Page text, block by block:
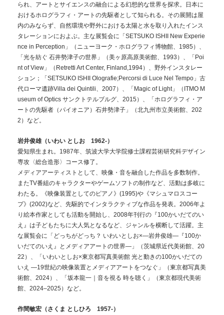
られ、アートとサイエンスの融合による幻想的な世界を探求。日本に
おけるホログラフィ・アートの先駆者として知られる。その展開は屋
内のみならず、自然環境や野外における太陽と水を取り入れたインス
タレーションにおよぶ。主な展覧会に「SETSUKO ISHII New Experie
nce in Perception」（ニューヨーク・ホログラフィ博物館、1985）、
「光を紡ぐ 石井勢津子の世界」（美ヶ原高原美術館、1993）、「Poi
nt of View」（Retretti Art Center, Finland,1994）、野外インスタレー
ション；「SETSUKO ISHII Olografie;Percorsi di Luce Nel Tempo」古
代ローマ遺跡Villa dei Quintili、2007）、「Magic of Light」（ITMO M
useum of Optics サンクトテルブルグ、2015）、「ホログラフィ・ア
ートの先駆者（パイオニア）石井勢津子」（北九州市立美術館、202
2）など。
岩井俊雄（いわい としお 1962-）
愛知県生まれ。1987年、筑波⼤学⼤学院修⼠課程芸術研究科デザイン
専攻〈総合造形〉コース修了。
メディアアーティストとして、映像・音を融合した作品を多数制作。
またTV番組のキャラクターやゲームソフトの制作など、活動は多岐に
わたる。《映像装置としてのピアノ》(1995)や《マシュマロスコー
プ》(2002)など、先駆的でインタラクティブな作品を発表。2006年よ
り絵本作家としても活動を開始し、2008年刊行の『100かいだてのい
え』は子どもたちに大人気となるなど、ジャンルを横断して活躍。主
な展覧会に「どっちがどっち？ いわいとしお×—岩井俊雄―『100か
いだてのいえ』とメディアアートの世界―」（茨城県近代美術館、20
22）、「いわいとしお×東京都写真美術館 光と動きの100かいだての
いえ ―19世紀の映像装置とメディアアートをつなぐ」（東京都写真美
術館、2024）、「坂本龍一｜音を視る 時を聴く」（東京都現代美術
館、2024–2025）など。
作間敏宏（さくま としひろ 1957-）